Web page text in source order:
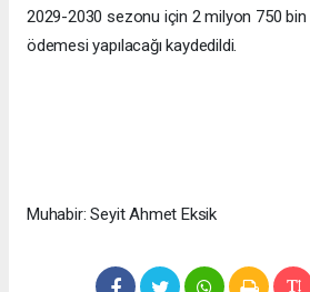
2029-2030 sezonu için 2 milyon 750
ödemesi yapılacağı kaydedildi.
Muhabir: Seyit Ahmet Eksik